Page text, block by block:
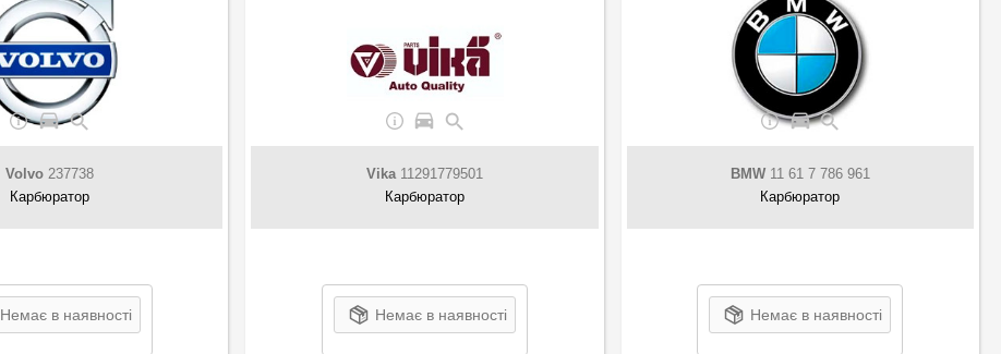
Volvo237738
Карбюратор
Немає в наявності
Vika11291779501
Карбюратор
Немає в наявності
BMW11 61 7 786 961
Карбюратор
Немає в наявності